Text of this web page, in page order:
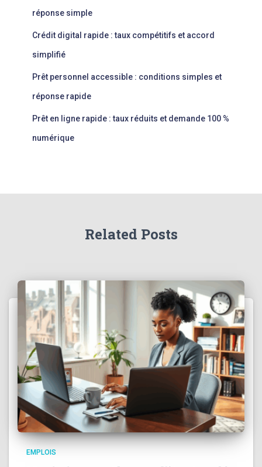
réponse simple
Crédit digital rapide : taux compétitifs et accord
simplifié
Prêt personnel accessible : conditions simples et
réponse rapide
Prêt en ligne rapide : taux réduits et demande 100 %
numérique
Related Posts
EMPLOIS